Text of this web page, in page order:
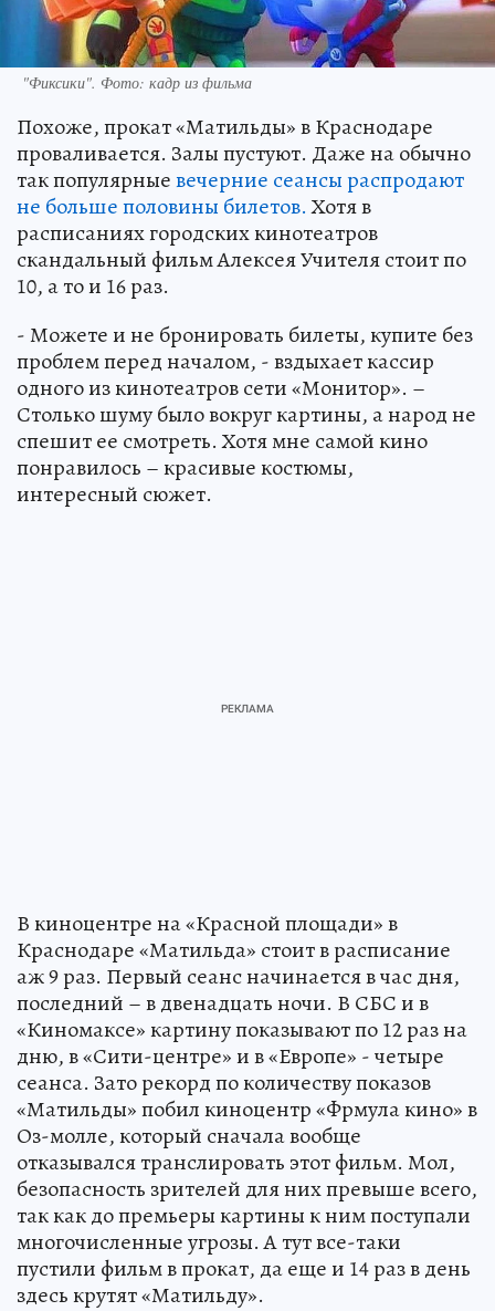
"Фиксики". Фото: кадр из фильма
Похоже, прокат «Матильды» в Краснодаре
проваливается. Залы пустуют. Даже на обычно
так популярныевечерние сеансы распродают
не больше половины билетов.Хотя в
расписаниях городских кинотеатров
скандальный фильм Алексея Учителя стоит по
10, а то и 16 раз.
- Можете и не бронировать билеты, купите без
проблем перед началом, - вздыхает кассир
одного из кинотеатров сети «Монитор». –
Столько шуму было вокруг картины, а народ не
спешит ее смотреть. Хотя мне самой кино
понравилось – красивые костюмы,
интересный сюжет.
В киноцентре на «Красной площади» в
Краснодаре «Матильда» стоит в расписание
аж 9 раз. Первый сеанс начинается в час дня,
последний – в двенадцать ночи. В СБС и в
«Киномаксе» картину показывают по 12 раз на
дню, в «Сити-центре» и в «Европе» - четыре
сеанса. Зато рекорд по количеству показов
«Матильды» побил киноцентр «Фрмула кино» в
Оз-молле, который сначала вообще
отказывался транслировать этот фильм. Мол,
безопасность зрителей для них превыше всего,
так как до премьеры картины к ним поступали
многочисленные угрозы. А тут все-таки
пустили фильм в прокат, да еще и 14 раз в день
здесь крутят «Матильду».